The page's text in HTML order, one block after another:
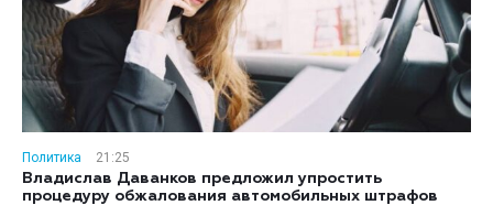
Политика
21:25
Владислав Даванков предложил упростить
процедуру обжалования автомобильных штрафов